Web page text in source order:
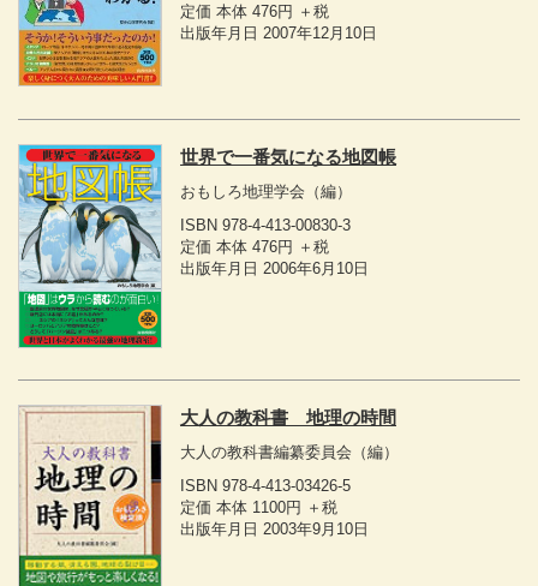
定価 本体 476円 ＋税
出版年月日 2007年12月10日
世界で一番気になる地図帳
おもしろ地理学会 （編）
ISBN 978-4-413-00830-3
定価 本体 476円 ＋税
出版年月日 2006年6月10日
大人の教科書 地理の時間
大人の教科書編纂委員会 （編）
ISBN 978-4-413-03426-5
定価 本体 1100円 ＋税
出版年月日 2003年9月10日